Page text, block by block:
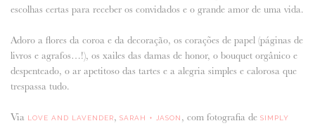
escolhas certas para receber os convidados e o grande amor de uma vida.
Adoro a flores da coroa e da decoração, os corações de papel (páginas de
livros e agrafos…!), os xailes das damas de honor, o bouquet orgânico e
despenteado, o ar apetitoso das tartes e a alegria simples e calorosa que
trespassa tudo.
Via LOVE AND LAVENDER, SARAH + JASON , com fotografia deSIMPLY